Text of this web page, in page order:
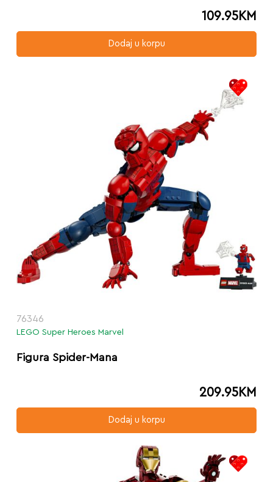
109.95KM
Dodaj u korpu
76346
LEGO Super Heroes Marvel
Figura Spider-Mana
209.95KM
Dodaj u korpu